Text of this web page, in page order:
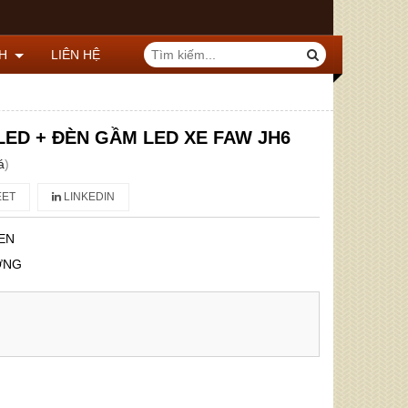
LIÊN HỆ
+ ĐÈN GẦM LED XE FAW JH6
)
LINKEDIN